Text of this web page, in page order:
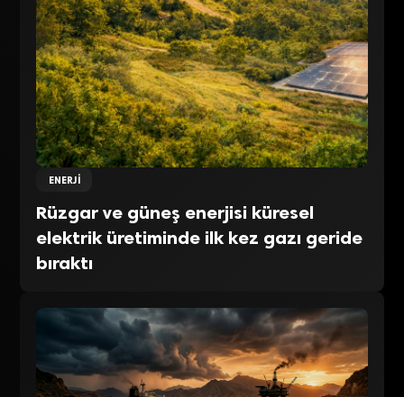
ENERJI
Rüzgar ve güneş enerjisi küresel
elektrik üretiminde ilk kez gazı geride
bıraktı